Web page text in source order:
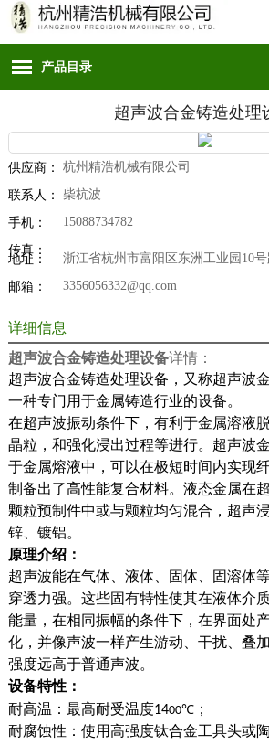
产品目录
超声波合金铸造处理
供应商： 杭州精浩机械有限公司
联系人： 柴杭波
手机： 15088734782
传真：
地址： 浙江省杭州市富阳区东洲工业园10
邮箱： 3356056332@qq.com
详细信息
超声波合金铸造处理设备详情：
超声波合金铸造处理设备，又称超声波
一种专门用于金属铸造行业的设备。
在超声波振动条件下，有利于金属溶液
晶粒，和强化浸出过程等进行。超声波
于金属熔液中，可以在极短时间内实现
制备出了高性能复合材料。液态金属在
颗粒预制件中或与颗粒均匀混合，超声
锌、镀铝。
原理介绍：
超声波能在气体、液体、固体、固溶体
穿透力强。这些固有特性使其在液体介
能量，在相同振幅的条件下，在界面处
化，并像声波一样产生游动、干扰、叠
强度远高于普通声波。
设备特性：
耐高温：最高耐受温度1400℃；
耐腐蚀性：使用高强度钛合金工具头或